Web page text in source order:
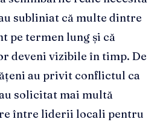
subliniat că multe dintre
pe termen lung și că
deveni vizibile în timp. De
au privit conflictul ca
solicitat mai multă
între liderii locali pentru